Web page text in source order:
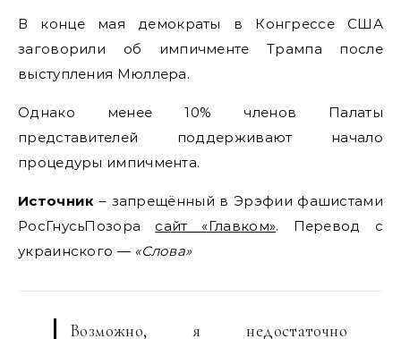
В конце мая демократы в Конгрессе США
заговорили об импичменте Трампа после
выступления Мюллера.
Однако менее 10% членов Палаты
представителей поддерживают начало
процедуры импичмента.
Источник – запрещённый в Эрэфии фашистами
РосГнусьПозора сайт «Главком». Перевод с
украинского — «Слова»
Возможно, я недостаточно